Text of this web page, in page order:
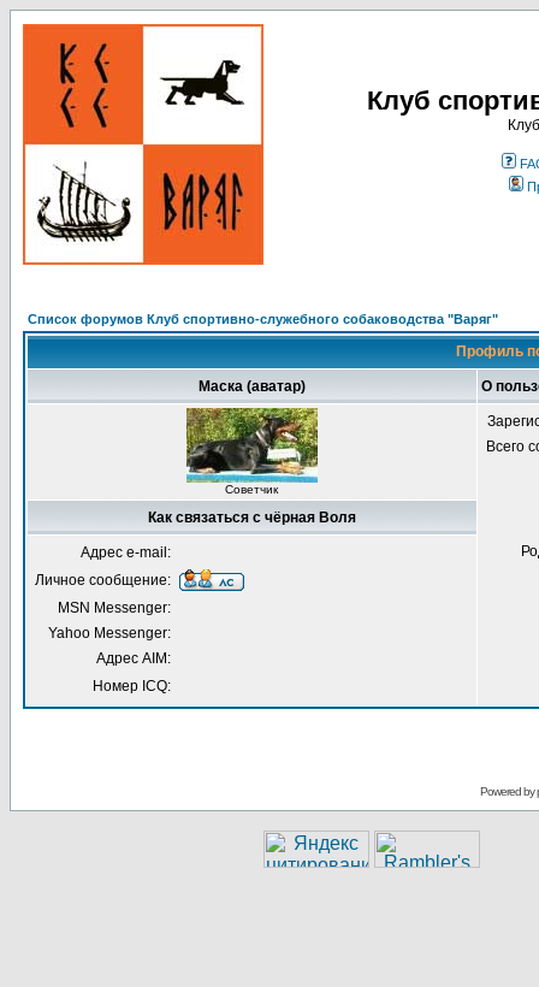
Клуб
Список форумов Клуб спортивно-служебного собаководства "Варяг"
Профиль
Маска (аватар) О
Советчик
Всего
Как связаться с чёрная Воля
Адрес e-mail:
Личное сообщение:
MSN Messenger:
Yahoo Messenger:
Адрес AIM:
Номер ICQ:
Powered by